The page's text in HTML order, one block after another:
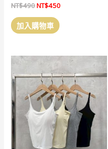
NT$490原
價
格：
NT$450目
加入購物車